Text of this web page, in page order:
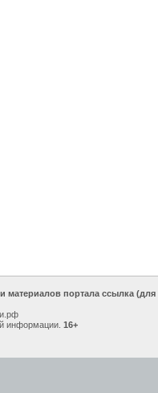
портала ссылка
информации. 16+